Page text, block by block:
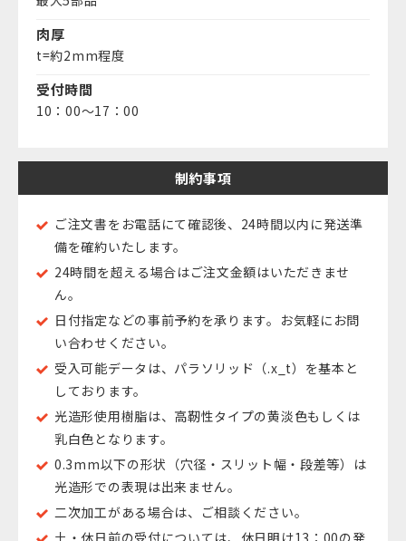
肉厚
t=約2mm程度
受付時間
10：00～17：00
制約事項
ご注文書をお電話にて確認後、24時間以内に発送準
備を確約いたします。
24時間を超える場合はご注文金額はいただきませ
ん。
日付指定などの事前予約を承ります。お気軽にお問
い合わせください。
受入可能データは、パラソリッド（.x_t）を基本と
しております。
光造形使用樹脂は、高靭性タイプの黄淡色もしくは
乳白色となります。
0.3mm以下の形状（穴径・スリット幅・段差等）は
光造形での表現は出来ません。
二次加工がある場合は、ご相談ください。